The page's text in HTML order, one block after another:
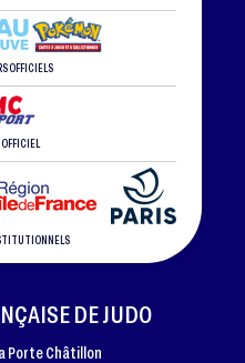
OFFICIELS
DE JUDO
Porte Châtillon